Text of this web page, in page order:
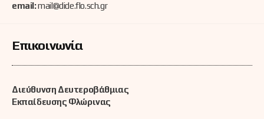
email:mail@dide.flo.sch.gr
Επικοινωνία
Διεύθυνση Δευτεροβάθμιας
Εκπαίδευσης Φλώρινας